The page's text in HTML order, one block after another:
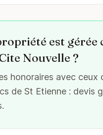
est gérée
Nouvelle ?
honoraires avec ceux
de St Etienne : devis